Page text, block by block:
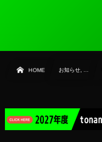
HOME お知らせ, …